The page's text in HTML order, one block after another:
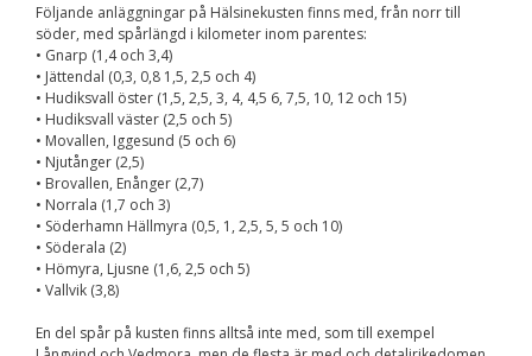
Följande anläggningar på Hälsinekusten finns med, från norr till
söder, med spårlängd i kilometer inom parentes:
• Gnarp (1,4 och 3,4)
• Jättendal (0,3, 0,8 1,5, 2,5 och 4)
• Hudiksvall öster (1,5, 2,5, 3, 4, 4,5 6, 7,5, 10, 12 och 15)
• Hudiksvall väster (2,5 och 5)
• Movallen, Iggesund (5 och 6)
• Njutånger (2,5)
• Brovallen, Enånger (2,7)
• Norrala (1,7 och 3)
• Söderhamn Hällmyra (0,5, 1, 2,5, 5, 5 och 10)
• Söderala (2)
• Hömyra, Ljusne (1,6, 2,5 och 5)
• Vallvik (3,8)
En del spår på kusten finns alltså inte med, som till exempel
att försvinna
från
du surfar ökar du
chansen att få se